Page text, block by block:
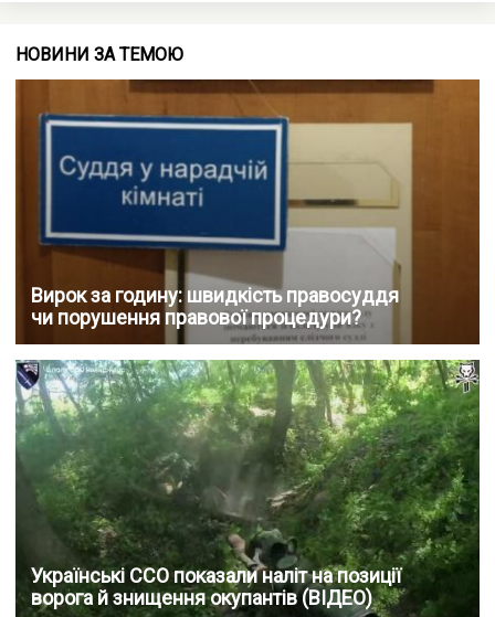
НОВИНИ ЗА ТЕМОЮ
Вирок за годину: швидкість правосуддя
чи порушення правової процедури?
Українські ССО показали наліт на позиції
ворога й знищення окупантів (ВІДЕО)